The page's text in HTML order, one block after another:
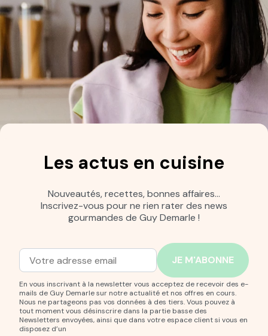
Les actus en cuisine
Nouveautés, recettes, bonnes affaires…
Inscrivez-vous pour ne rien rater des news
gourmandes de Guy Demarle !
Adresse mail
Entrez votre adresse mail pour vous abonner à notre
En vous inscrivant à la newsletter vous acceptez de recevoir des e-
mails de Guy Demarle sur notre actualité et nos offres en cours.
Nous ne partageons pas vos données à des tiers. Vous pouvez à
tout moment vous désinscrire dans la partie basse des
Newsletters envoyées, ainsi que dans votre espace client si vous en
disposez d’un